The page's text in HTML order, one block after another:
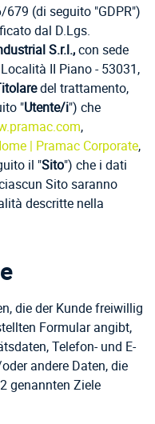
(di seguito "GDPR")
dal D.Lgs.
S.r.l.,con sede
II Piano - 53031,
del trattamento,
"Utente/i") che
,
| Pramac Corporate,
il "Sito") che i dati
Sito saranno
descritte nella
die der Kunde freiwillig
Formular angibt,
Telefon- und E-
andere Daten, die
genannten Ziele